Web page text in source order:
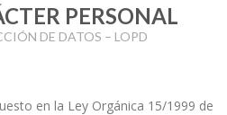
PERSONAL
DE DATOS – LOPD
en la Ley Orgánica 15/1999 de